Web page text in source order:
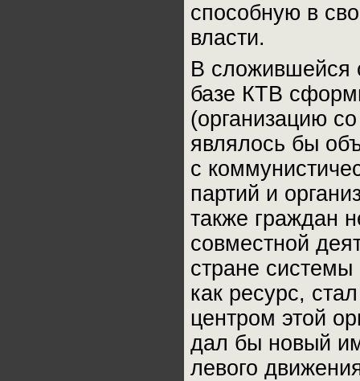
способную в
власти.
В сложившейся
базе КТВ
(организацию
являлось бы
с
партий и
также граждан
совместной
стране
как ресурс,
центром этой
дал бы новый
левого